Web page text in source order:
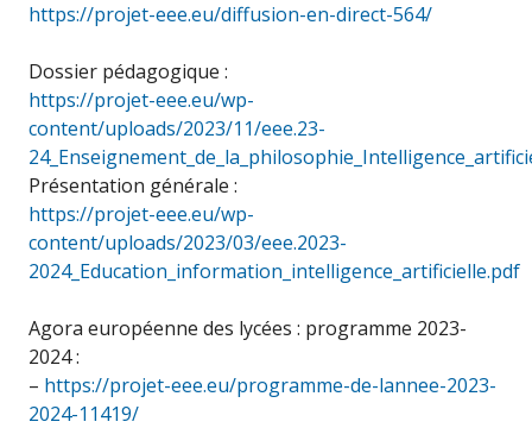
https://projet-eee.eu/diffusion-en-direct-564/
Dossier pédagogique :
https://projet-eee.eu/wp-
content/uploads/2023/11/eee.23-
Présentation générale :
https://projet-eee.eu/wp-
content/uploads/2023/03/eee.2023-
2024_Education_information_intelligence_artificielle.pdf
Agora européenne des lycées : programme 2023-
2024 :
– https://projet-eee.eu/programme-de-lannee-2023-
2024-11419/